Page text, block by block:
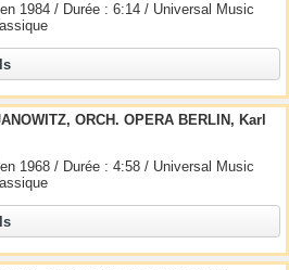
1984 / Durée : 6:14 / Universal Music
ORCH. OPERA BERLIN, Karl
1968 / Durée : 4:58 / Universal Music